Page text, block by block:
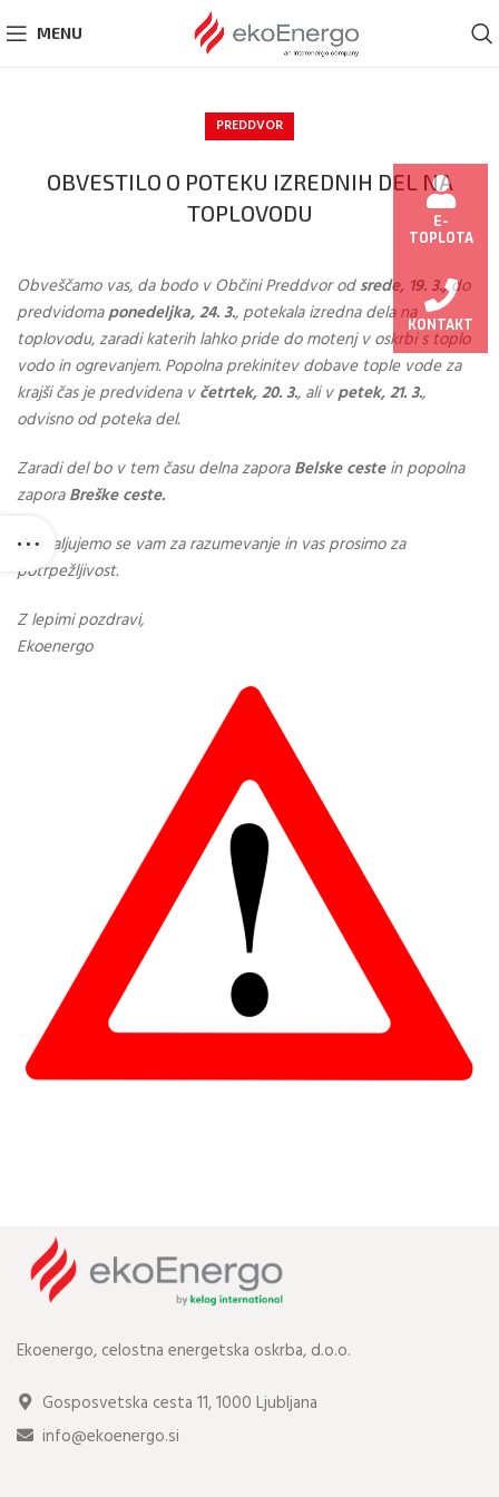
MENU
PREDDVOR
OBVESTILO O POTEKU IZREDNIH DEL NA
TOPLOVODU
Obveščamo vas, da bodo v Občini Preddvor odsrede, 19. 3.,do
predvidomaponedeljka, 24. 3., potekala izredna dela na
toplovodu, zaradi katerih lahko pride do motenj v oskrbi s toplo
vodo in ogrevanjem. Popolna prekinitev dobave tople vode za
krajši čas je predvidena včetrtek, 20. 3., ali vpetek, 21. 3.,
odvisno od poteka del.
Zaradi del bo v tem času delna zaporaBelske cestein popolna
zaporaBreške ceste.
Zahvaljujemo se vam za razumevanje in vas prosimo za
potrpežljivost.
Z lepimi pozdravi,
Ekoenergo
Ekoenergo, celostna energetska oskrba, d.o.o.
Gosposvetska cesta 11, 1000 Ljubljana
info@ekoenergo.si
E-
TOPLOTA
KONTAKT